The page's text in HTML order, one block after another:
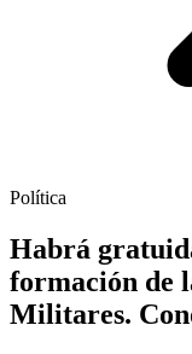
Política
Habrá
formación de
Militares.